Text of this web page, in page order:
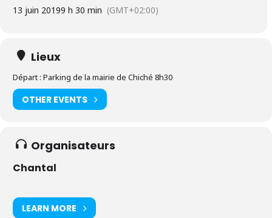
13 juin 20199 h 30 min (GMT+02:00)
Lieux
Départ : Parking de la mairie de Chiché 8h30
OTHER EVENTS
Organisateurs
Chantal
LEARN MORE